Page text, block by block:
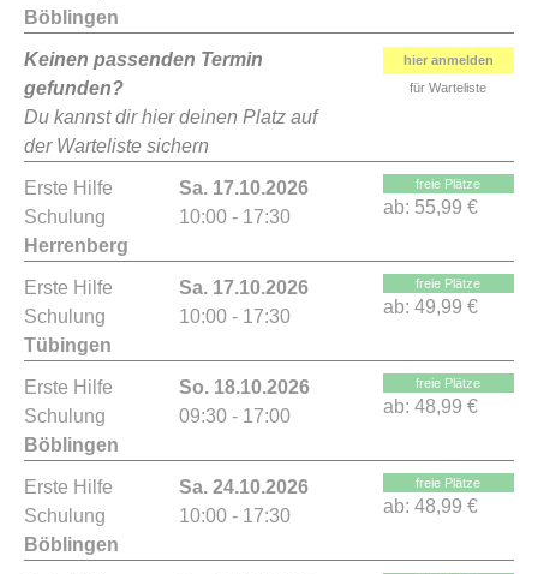
Böblingen
Keinen passenden Termin
gefunden?
Du kannst dir hier deinen Platz auf
der Warteliste sichern
hier anmelden
für Warteliste
Erste Hilfe
Schulung
Herrenberg
Sa. 17.10.2026
10:00 - 17:30
freie Plätze
ab: 55,99 €
Erste Hilfe
Schulung
Tübingen
Sa. 17.10.2026
10:00 - 17:30
freie Plätze
ab: 49,99 €
Erste Hilfe
Schulung
Böblingen
So. 18.10.2026
09:30 - 17:00
freie Plätze
ab: 48,99 €
Erste Hilfe
Schulung
Böblingen
Sa. 24.10.2026
10:00 - 17:30
freie Plätze
ab: 48,99 €